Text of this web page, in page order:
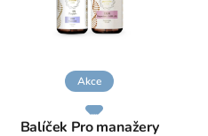
Akce
Balíček Pro manažery